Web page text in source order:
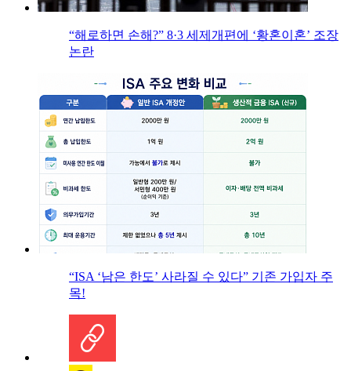
“해로하면 손해?” 8·3 세제개편에 ‘황혼이혼’ 조장
논란
“ISA ‘남은 한도’ 사라질 수 있다” 기존 가입자 주
목!